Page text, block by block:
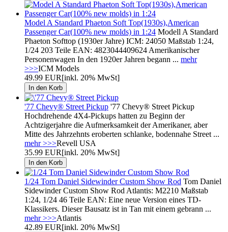
Model A Standard Phaeton Soft Top(1930s),American
Passenger Car(100% new molds) in 1:24 Modell A Standard
Phaeton Softtop (1930er Jahre) ICM: 24050 Maßstab 1:24,
1/24 203 Teile EAN: 4823044409624 Amerikanischer
Personenwagen In den 1920er Jahren begann ... mehr
>>>ICM Models
49.99 EUR[inkl. 20% MwSt]
'77 Chevy® Street Pickup '77 Chevy® Street Pickup
Hochdrehende 4X4-Pickups hatten zu Beginn der
Achtzigerjahre die Aufmerksamkeit der Amerikaner, aber
Mitte des Jahrzehnts eroberten schlanke, bodennahe Street ...
mehr >>>Revell USA
35.99 EUR[inkl. 20% MwSt]
1/24 Tom Daniel Sidewinder Custom Show Rod Tom Daniel
Sidewinder Custom Show Rod Atlantis: M2210 Maßstab
1:24, 1/24 46 Teile EAN: Eine neue Version eines TD-
Klassikers. Dieser Bausatz ist in Tan mit einem gebrann ...
mehr >>>Atlantis
42.89 EUR[inkl. 20% MwSt]